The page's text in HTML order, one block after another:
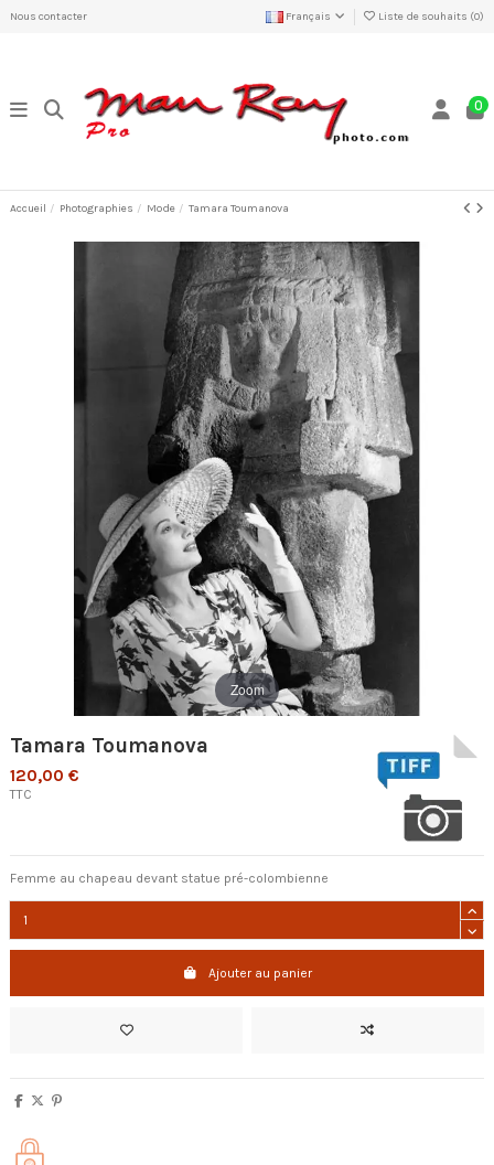
Nous contacter Français Liste de souhaits (0)
0
Accueil Photographies Mode Tamara Toumanova
Zoom
Tamara Toumanova
120,00 €
TTC
Femme au chapeau devant statue pré-colombienne
Ajouter au panier